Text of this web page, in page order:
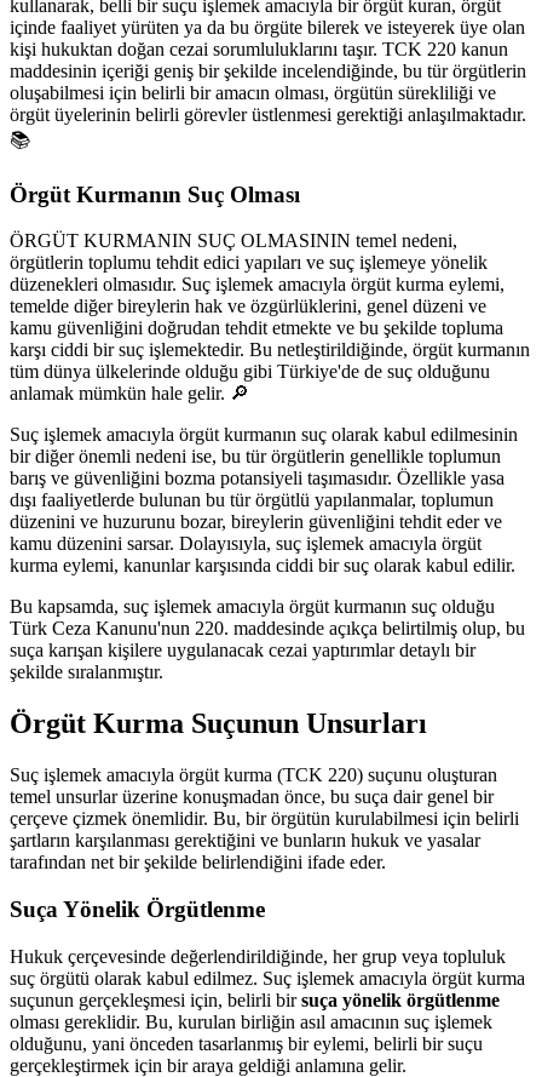
kullanarak, belli bir suçu işlemek amacıyla bir örgüt kuran, örgüt
içinde faaliyet yürüten ya da bu örgüte bilerek ve isteyerek üye olan
kişi hukuktan doğan cezai sorumluluklarını taşır. TCK 220 kanun
maddesinin içeriği geniş bir şekilde incelendiğinde, bu tür örgütlerin
oluşabilmesi için belirli bir amacın olması, örgütün sürekliliği ve
örgüt üyelerinin belirli görevler üstlenmesi gerektiği anlaşılmaktadır.
📚
Örgüt Kurmanın Suç Olması
ÖRGÜT KURMANIN SUÇ OLMASININ temel nedeni,
örgütlerin toplumu tehdit edici yapıları ve suç işlemeye yönelik
düzenekleri olmasıdır. Suç işlemek amacıyla örgüt kurma eylemi,
temelde diğer bireylerin hak ve özgürlüklerini, genel düzeni ve
kamu güvenliğini doğrudan tehdit etmekte ve bu şekilde topluma
karşı ciddi bir suç işlemektedir. Bu netleştirildiğinde, örgüt kurmanın
tüm dünya ülkelerinde olduğu gibi Türkiye'de de suç olduğunu
anlamak mümkün hale gelir. 🔎
Suç işlemek amacıyla örgüt kurmanın suç olarak kabul edilmesinin
bir diğer önemli nedeni ise, bu tür örgütlerin genellikle toplumun
barış ve güvenliğini bozma potansiyeli taşımasıdır. Özellikle yasa
dışı faaliyetlerde bulunan bu tür örgütlü yapılanmalar, toplumun
düzenini ve huzurunu bozar, bireylerin güvenliğini tehdit eder ve
kamu düzenini sarsar. Dolayısıyla, suç işlemek amacıyla örgüt
kurma eylemi, kanunlar karşısında ciddi bir suç olarak kabul edilir.
Bu kapsamda, suç işlemek amacıyla örgüt kurmanın suç olduğu
Türk Ceza Kanunu'nun 220. maddesinde açıkça belirtilmiş olup, bu
suça karışan kişilere uygulanacak cezai yaptırımlar detaylı bir
şekilde sıralanmıştır.
Örgüt Kurma Suçunun Unsurları
Suç işlemek amacıyla örgüt kurma (TCK 220) suçunu oluşturan
temel unsurlar üzerine konuşmadan önce, bu suça dair genel bir
çerçeve çizmek önemlidir. Bu, bir örgütün kurulabilmesi için belirli
şartların karşılanması gerektiğini ve bunların hukuk ve yasalar
tarafından net bir şekilde belirlendiğini ifade eder.
Suça Yönelik Örgütlenme
Hukuk çerçevesinde değerlendirildiğinde, her grup veya topluluk
suç örgütü olarak kabul edilmez. Suç işlemek amacıyla örgüt kurma
suçunun gerçekleşmesi için, belirli birsuça yönelik örgütlenme
olması gereklidir. Bu, kurulan birliğin asıl amacının suç işlemek
olduğunu, yani önceden tasarlanmış bir eylemi, belirli bir suçu
gerçekleştirmek için bir araya geldiği anlamına gelir.